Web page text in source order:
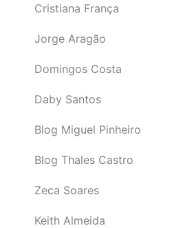
Cristiana França
Jorge Aragão
Domingos Costa
Daby Santos
Blog Miguel Pinheiro
Blog Thales Castro
Zeca Soares
Keith Almeida